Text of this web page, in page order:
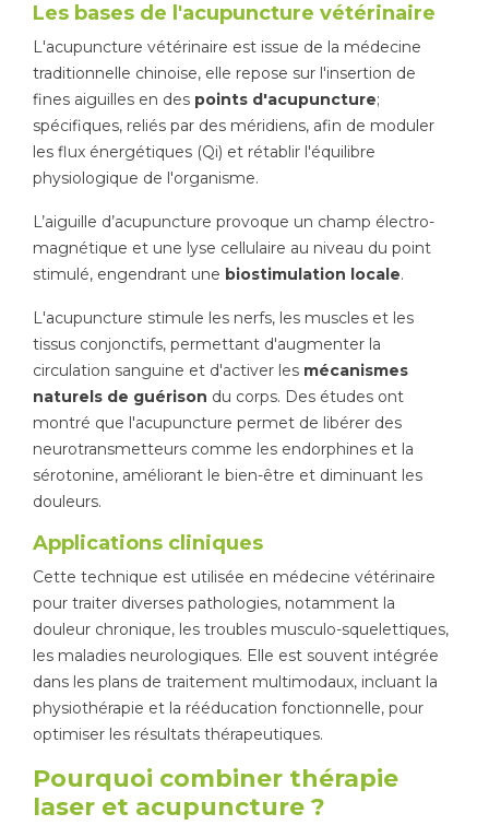
Les bases de l'acupuncture vétérinaire
L'acupuncture vétérinaire est issue de la médecine
traditionnelle chinoise, elle repose sur l'insertion de
fines aiguilles en des points d'acupuncture;
spécifiques, reliés par des méridiens, afin de moduler
les flux énergétiques (Qi) et rétablir l'équilibre
physiologique de l'organisme.
L’aiguille d’acupuncture provoque un champ électro-
magnétique et une lyse cellulaire au niveau du point
stimulé, engendrant une biostimulation locale.
L'acupuncture stimule les nerfs, les muscles et les
tissus conjonctifs, permettant d'augmenter la
circulation sanguine et d'activer les mécanismes
naturels de guérison du corps. Des études ont
montré que l'acupuncture permet de libérer des
neurotransmetteurs comme les endorphines et la
sérotonine, améliorant le bien-être et diminuant les
douleurs.
Applications cliniques
Cette technique est utilisée en médecine vétérinaire
pour traiter diverses pathologies, notamment la
douleur chronique, les troubles musculo-squelettiques,
les maladies neurologiques. Elle est souvent intégrée
dans les plans de traitement multimodaux, incluant la
physiothérapie et la rééducation fonctionnelle, pour
optimiser les résultats thérapeutiques.
Pourquoi combiner thérapie
laser et acupuncture ?
Tapis de course
Analyse biomécanique
Les packs kiné